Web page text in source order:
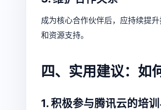
成为核心合作伙伴后，应持续提
和资源支持。
四、实用建议：如
1. 积极参与腾讯云的培